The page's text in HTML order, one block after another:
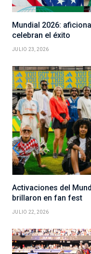
Mundial 2026:
celebran el éxito
JULIO 23, 2026
Activaciones del
brillaron en fan fest
JULIO 22, 2026